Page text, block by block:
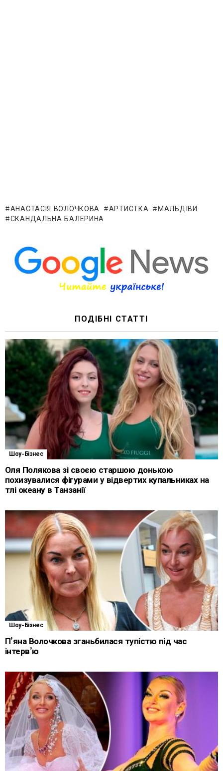
АНАСТАСІЯ ВОЛОЧКОВА АРТИСТКА
МАЛЬДІВИ
СКАНДАЛЬНА БАЛЕРИНА
ПОДІБНІ СТАТТІ
Шоу-Бізнес
Оля Полякова зі своєю старшою донькою
похизувалися фігурами у відвертих купальниках на
тлі океану в Танзанії
Шоу-Бізнес
П’яна Волочкова зганьбилася тупістю під час
інтерв’ю